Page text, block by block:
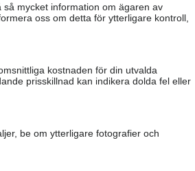
mycket information om ägaren av
oss om detta för ytterligare kontroll,
kostnaden för din utvalda
prisskillnad kan indikera dolda fel eller
be om ytterligare fotografier och